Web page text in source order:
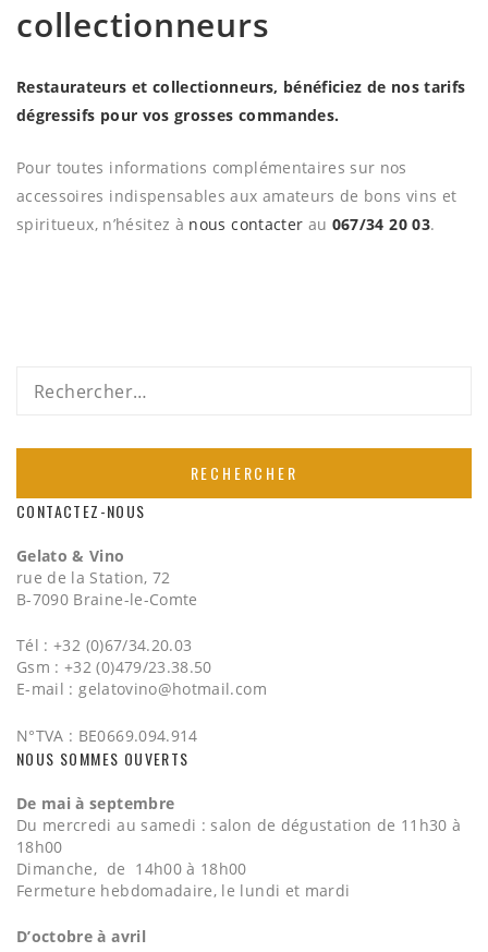
collectionneurs
Restaurateurs et collectionneurs, bénéficiez de nos tarifs
dégressifs pour vos grosses commandes.
Pour toutes informations complémentaires sur nos
accessoires indispensables aux amateurs de bons vins et
spiritueux, n’hésitez à nous contacter au 067/34 20 03.
Rechercher :
CONTACTEZ-NOUS
Gelato & Vino
rue de la Station, 72
B-7090 Braine-le-Comte
Tél : +32 (0)67/34.20.03
Gsm : +32 (0)479/23.38.50
E-mail :gelatovino@hotmail.com
N°TVA : BE0669.094.914
NOUS SOMMES OUVERTS
De mai à septembre
Du mercredi au samedi : salon de dégustation de 11h30 à
18h00
Dimanche, de 14h00 à 18h00
Fermeture hebdomadaire, le lundi et mardi
D’octobre à avril